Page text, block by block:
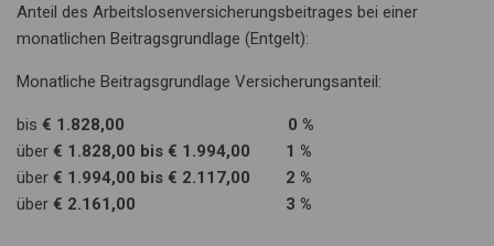
Anteil des Arbeitslosenversicherungsbeitrages bei einer
monatlichen Beitragsgrundlage (Entgelt):
Monatliche Beitragsgrundlage Versicherungsanteil:
bis € 1.828,00 0 %
über € 1.828,00 bis € 1.994,00 1 %
über € 1.994,00 bis € 2.117,00 2 %
über € 2.161,00 3 %